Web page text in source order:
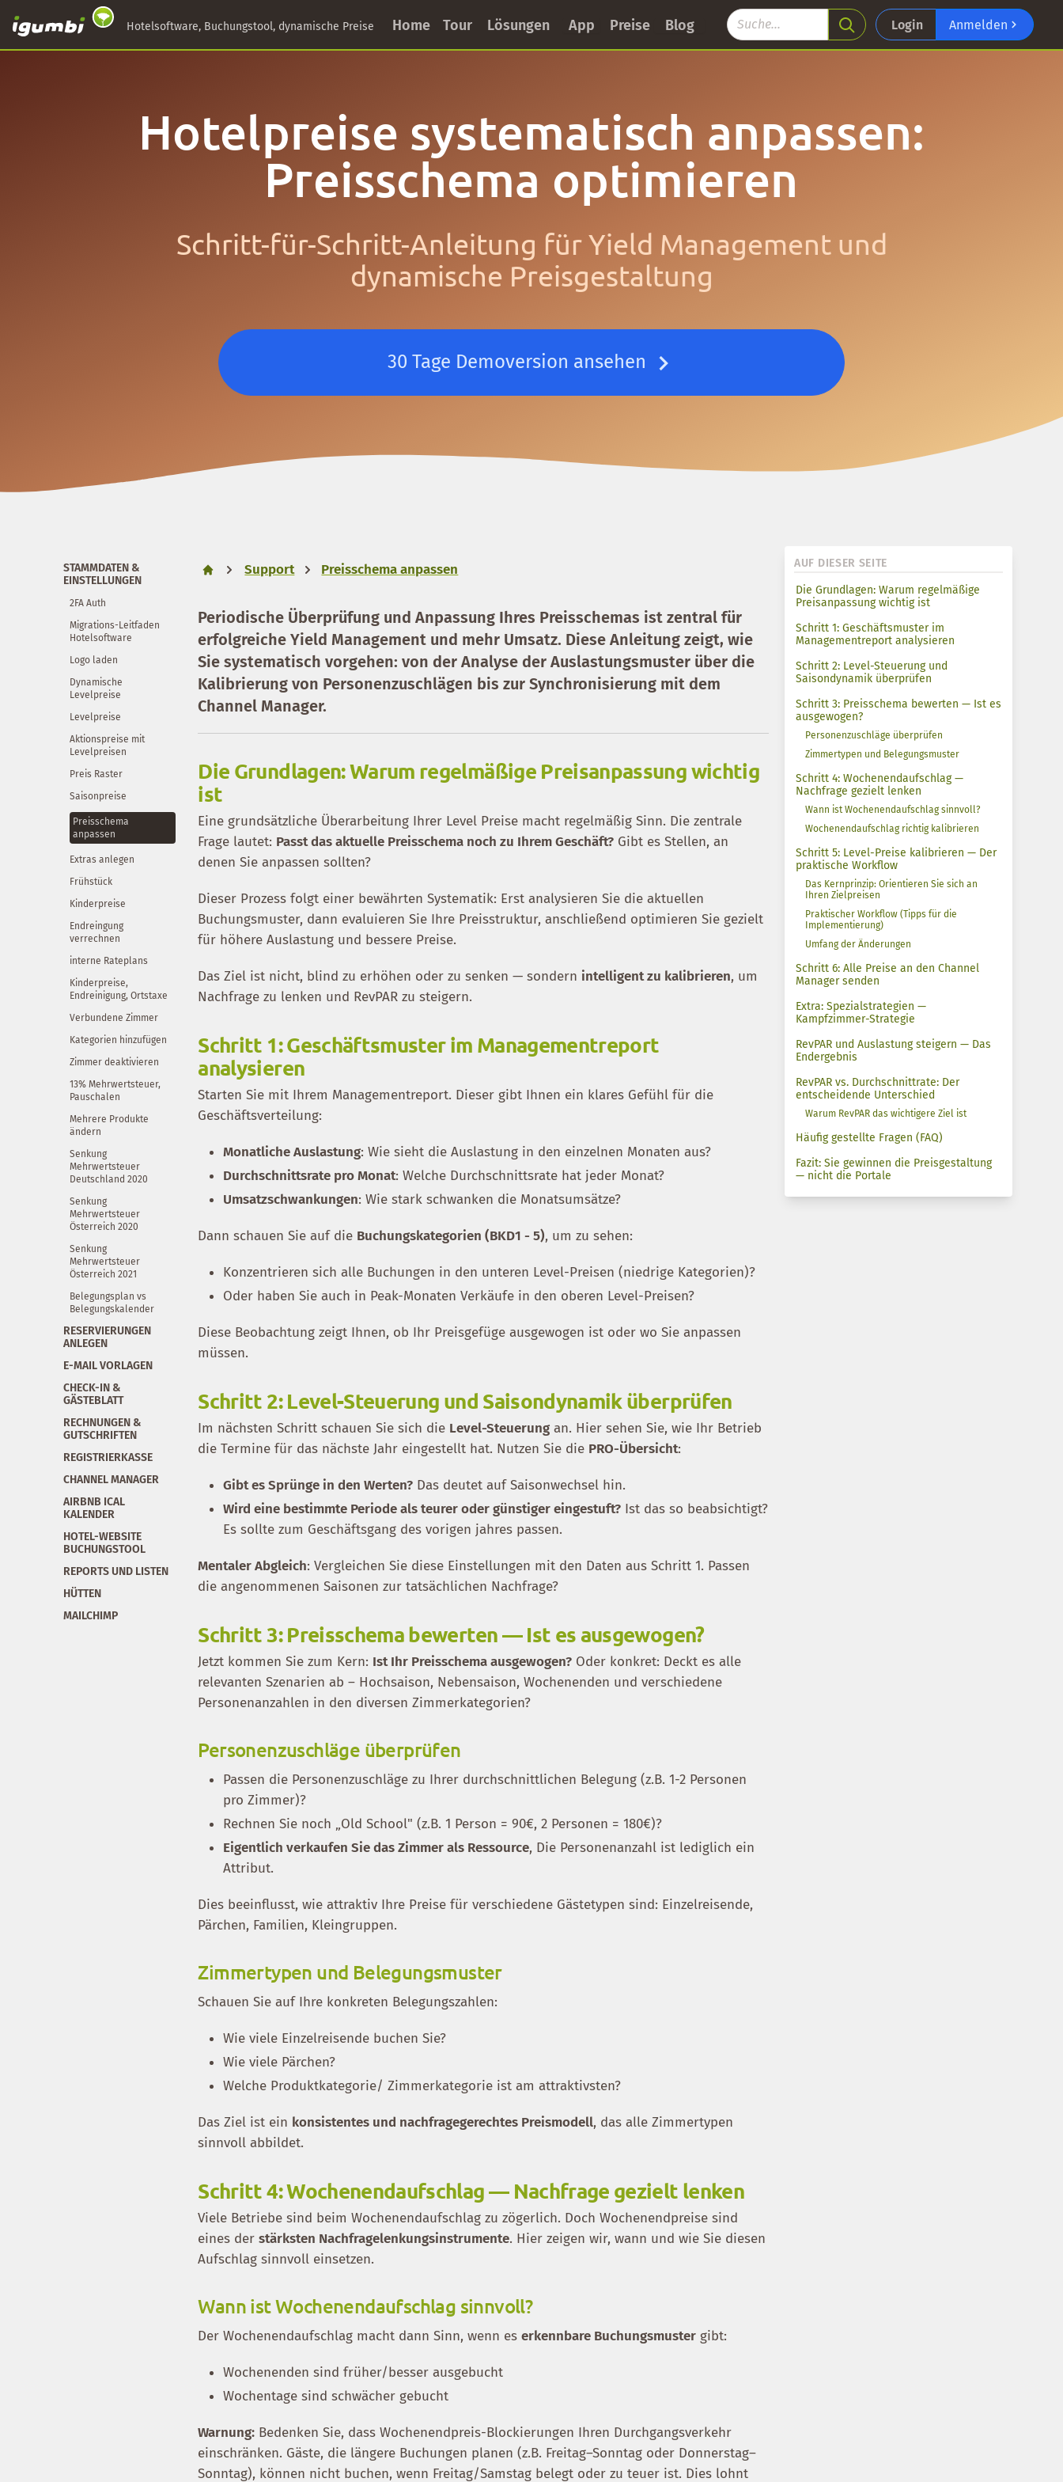
Hotelsoftware, Buchungstool, dynamische Preise Home Tour Lösungen App Preise Blog Login Anmelden
Hotelpreise systematisch anpassen:
Preisschema optimieren
Schritt-für-Schritt-Anleitung für Yield Management und
dynamische Preisgestaltung
30 Tage Demoversion ansehen
AUF DIESER SEITE
Die Grundlagen: Warum regelmäßige
Preisanpassung wichtig ist
Schritt 1: Geschäftsmuster im
Managementreport analysieren
Schritt 2: Level-Steuerung und
Saisondynamik überprüfen
Schritt 3: Preisschema bewerten — Ist es
ausgewogen?
Personenzuschläge überprüfen
Zimmertypen und Belegungsmuster
Schritt 4: Wochenendaufschlag —
Nachfrage gezielt lenken
Wann ist Wochenendaufschlag sinnvoll?
Wochenendaufschlag richtig kalibrieren
Schritt 5: Level-Preise kalibrieren — Der
praktische Workflow
Das Kernprinzip: Orientieren Sie sich an
Ihren Zielpreisen
Praktischer Workflow (Tipps für die
Implementierung)
Umfang der Änderungen
Schritt 6: Alle Preise an den Channel
Manager senden
Extra: Spezialstrategien —
Kampfzimmer-Strategie
RevPAR und Auslastung steigern — Das
Endergebnis
RevPAR vs. Durchschnittrate: Der
entscheidende Unterschied
Warum RevPAR das wichtigere Ziel ist
Häufig gestellte Fragen (FAQ)
Fazit: Sie gewinnen die Preisgestaltung
— nicht die Portale
STAMMDATEN &
EINSTELLUNGEN
2FA Auth
Migrations-Leitfaden
Hotelsoftware
Logo laden
Dynamische
Levelpreise
Levelpreise
Aktionspreise mit
Levelpreisen
Preis Raster
Saisonpreise
Preisschema
anpassen
Extras anlegen
Frühstück
Kinderpreise
Endreingung
verrechnen
interne Rateplans
Kinderpreise,
Endreinigung, Ortstaxe
Verbundene Zimmer
Kategorien hinzufügen
Zimmer deaktivieren
13% Mehrwertsteuer,
Pauschalen
Mehrere Produkte
ändern
Senkung
Mehrwertsteuer
Deutschland 2020
Senkung
Mehrwertsteuer
Österreich 2020
Senkung
Mehrwertsteuer
Österreich 2021
Belegungsplan vs
Belegungskalender
RESERVIERUNGEN
ANLEGEN
E-MAIL VORLAGEN
CHECK-IN &
GÄSTEBLATT
RECHNUNGEN &
GUTSCHRIFTEN
REGISTRIERKASSE
CHANNEL MANAGER
AIRBNB ICAL
KALENDER
HOTEL-WEBSITE
BUCHUNGSTOOL
REPORTS UND LISTEN
HÜTTEN
MAILCHIMP
Support Preisschema anpassen
Periodische Überprüfung und Anpassung Ihres Preisschemas ist zentral für
erfolgreiche Yield Management und mehr Umsatz. Diese Anleitung zeigt, wie
Sie systematisch vorgehen: von der Analyse der Auslastungsmuster über die
Kalibrierung von Personenzuschlägen bis zur Synchronisierung mit dem
Channel Manager.
Die Grundlagen: Warum regelmäßige Preisanpassung wichtig
ist
Eine grundsätzliche Überarbeitung Ihrer Level Preise macht regelmäßig Sinn. Die zentrale
Frage lautet: Passt das aktuelle Preisschema noch zu Ihrem Geschäft? Gibt es Stellen, an
denen Sie anpassen sollten?
Dieser Prozess folgt einer bewährten Systematik: Erst analysieren Sie die aktuellen
Buchungsmuster, dann evaluieren Sie Ihre Preisstruktur, anschließend optimieren Sie gezielt
für höhere Auslastung und bessere Preise.
Das Ziel ist nicht, blind zu erhöhen oder zu senken — sondern intelligent zu kalibrieren, um
Nachfrage zu lenken und RevPAR zu steigern.
Schritt 1: Geschäftsmuster im Managementreport
analysieren
Starten Sie mit Ihrem Managementreport. Dieser gibt Ihnen ein klares Gefühl für die
Geschäftsverteilung:
Monatliche Auslastung: Wie sieht die Auslastung in den einzelnen Monaten aus?
Durchschnittsrate pro Monat: Welche Durchschnittsrate hat jeder Monat?
Umsatzschwankungen: Wie stark schwanken die Monatsumsätze?
Dann schauen Sie auf die Buchungskategorien (BKD1 - 5), um zu sehen:
Konzentrieren sich alle Buchungen in den unteren Level-Preisen (niedrige Kategorien)?
Oder haben Sie auch in Peak-Monaten Verkäufe in den oberen Level-Preisen?
Diese Beobachtung zeigt Ihnen, ob Ihr Preisgefüge ausgewogen ist oder wo Sie anpassen
müssen.
Schritt 2: Level-Steuerung und Saisondynamik überprüfen
Im nächsten Schritt schauen Sie sich die Level-Steuerung an. Hier sehen Sie, wie Ihr Betrieb
die Termine für das nächste Jahr eingestellt hat. Nutzen Sie die PRO-Übersicht:
Gibt es Sprünge in den Werten? Das deutet auf Saisonwechsel hin.
Wird eine bestimmte Periode als teurer oder günstiger eingestuft? Ist das so beabsichtigt?
Es sollte zum Geschäftsgang des vorigen jahres passen.
Mentaler Abgleich: Vergleichen Sie diese Einstellungen mit den Daten aus Schritt 1. Passen
die angenommenen Saisonen zur tatsächlichen Nachfrage?
Schritt 3: Preisschema bewerten — Ist es ausgewogen?
Jetzt kommen Sie zum Kern: Ist Ihr Preisschema ausgewogen? Oder konkret: Deckt es alle
relevanten Szenarien ab – Hochsaison, Nebensaison, Wochenenden und verschiedene
Personenanzahlen in den diversen Zimmerkategorien?
Personenzuschläge überprüfen
Passen die Personenzuschläge zu Ihrer durchschnittlichen Belegung (z.B. 1-2 Personen
pro Zimmer)?
Rechnen Sie noch „Old School" (z.B. 1 Person = 90€, 2 Personen = 180€)?
Eigentlich verkaufen Sie das Zimmer als Ressource, Die Personenanzahl ist lediglich ein
Attribut.
Dies beeinflusst, wie attraktiv Ihre Preise für verschiedene Gästetypen sind: Einzelreisende,
Pärchen, Familien, Kleingruppen.
Zimmertypen und Belegungsmuster
Schauen Sie auf Ihre konkreten Belegungszahlen:
Wie viele Einzelreisende buchen Sie?
Wie viele Pärchen?
Welche Produktkategorie/ Zimmerkategorie ist am attraktivsten?
Das Ziel ist ein konsistentes und nachfragegerechtes Preismodell, das alle Zimmertypen
sinnvoll abbildet.
Schritt 4: Wochenendaufschlag — Nachfrage gezielt lenken
Viele Betriebe sind beim Wochenendaufschlag zu zögerlich. Doch Wochenendpreise sind
eines derstärksten Nachfragelenkungsinstrumente. Hier zeigen wir, wann und wie Sie diesen
Aufschlag sinnvoll einsetzen.
Wann ist Wochenendaufschlag sinnvoll?
Der Wochenendaufschlag macht dann Sinn, wenn eserkennbare Buchungsmuster gibt:
Wochenenden sind früher/besser ausgebucht
Wochentage sind schwächer gebucht
Warnung: Bedenken Sie, dass Wochenendpreis-Blockierungen Ihren Durchgangsverkehr
einschränken. Gäste, die längere Buchungen planen (z.B. Freitag–Sonntag oder Donnerstag–
Sonntag), können nicht buchen, wenn Freitag/Samstag belegt oder zu teuer ist. Dies lohnt